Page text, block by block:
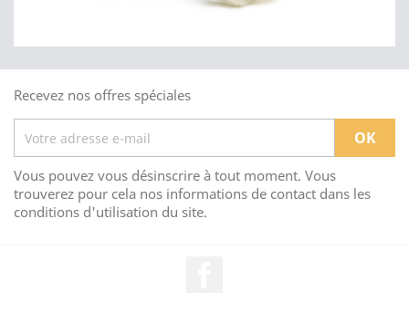
Recevez nos offres spéciales
Vous pouvez vous désinscrire à tout moment. Vous
trouverez pour cela nos informations de contact dans les
conditions d'utilisation du site.